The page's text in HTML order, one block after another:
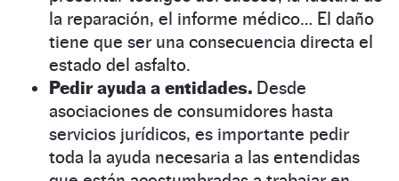
la reparación, el informe médico… El daño
tiene que ser una consecuencia directa el
estado del asfalto.
Pedir ayuda a entidades. Desde
asociaciones de consumidores hasta
servicios jurídicos, es importante pedir
toda la ayuda necesaria a las entendidas